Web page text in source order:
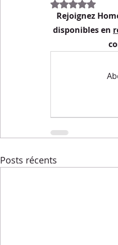
Menus de la semaine
Recettes express
Noté NaN
Rejoignez
disponibles en
Posts récents